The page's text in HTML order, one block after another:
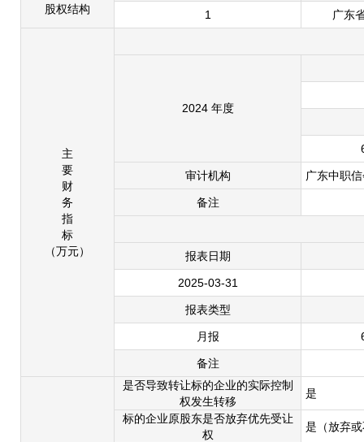
股权结构
1 广东
主
要
财
务
指
标
（万元）
2024 年度
审计机构 广东中职
备注
报表日期
2025-03-31
报表类型
月报
备注
是否导致转让标的企业的实际控制
权发生转移
是
标的企业原股东是否放弃优先受让
权
是（放弃